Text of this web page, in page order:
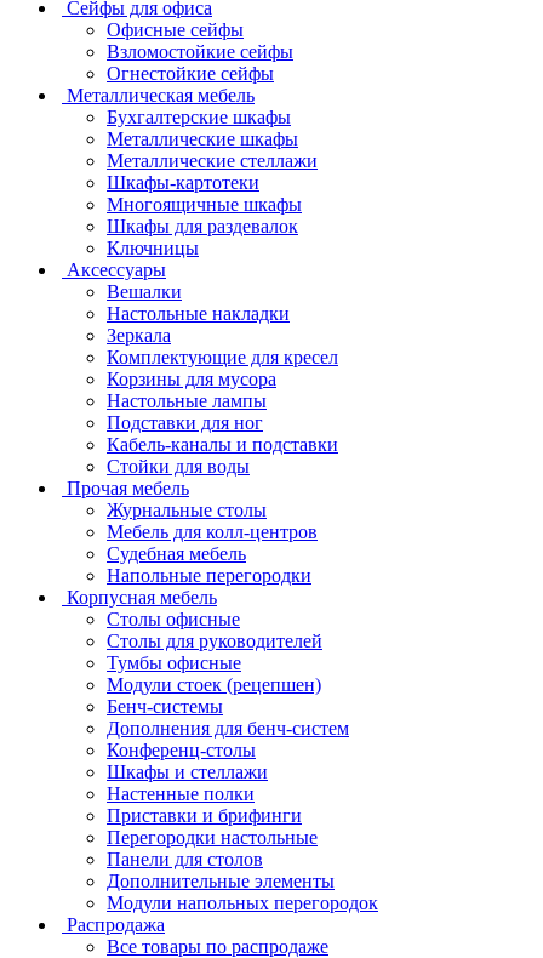
Сейфы для офиса
Офисные сейфы
Взломостойкие сейфы
Огнестойкие сейфы
Металлическая мебель
Бухгалтерские шкафы
Металлические шкафы
Металлические стеллажи
Шкафы-картотеки
Многоящичные шкафы
Шкафы для раздевалок
Ключницы
Аксессуары
Вешалки
Настольные накладки
Зеркала
Комплектующие для кресел
Корзины для мусора
Настольные лампы
Подставки для ног
Кабель-каналы и подставки
Стойки для воды
Прочая мебель
Журнальные столы
Мебель для колл-центров
Судебная мебель
Напольные перегородки
Корпусная мебель
Столы офисные
Столы для руководителей
Тумбы офисные
Модули стоек (рецепшен)
Бенч-системы
Дополнения для бенч-систем
Конференц-столы
Шкафы и стеллажи
Настенные полки
Приставки и брифинги
Перегородки настольные
Панели для столов
Дополнительные элементы
Модули напольных перегородок
Распродажа
Все товары по распродаже